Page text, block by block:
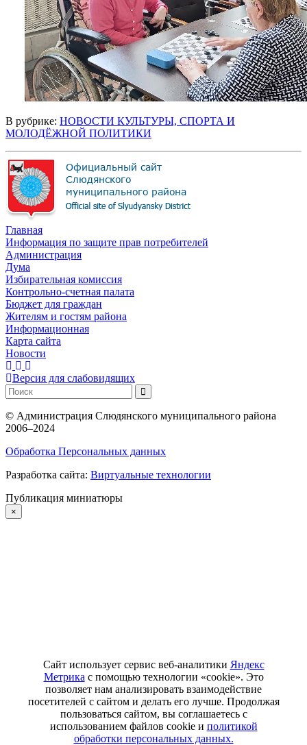
В рубрике: НОВОСТИ КУЛЬТУРЫ, СПОРТА И
МОЛОДЁЖНОЙ ПОЛИТИКИ
Главная
Информация по защите прав потребителей
Администрация
Дума
Избирательная комиссия
Контрольно-счетная палата
Бюджет для граждан
Жителям и гостям района
Информационная
Карта сайта
Новости
Версия для слабовидящих
© Администрация Слюдянского муниципального района
2006–2024
Обработка Персональных данных
Разработка сайта: Виртуальные технологии
Публикация миниатюры
×
Сайт использует сервис веб-аналитики Яндекс
Метрика с помощью технологии «cookie». Это
позволяет нам анализировать взаимодействие
посетителей с сайтом и делать его лучше. Продолжая
пользоваться сайтом, вы соглашаетесь с
использованием файлов cookie и политикой
обработки персональных данных.